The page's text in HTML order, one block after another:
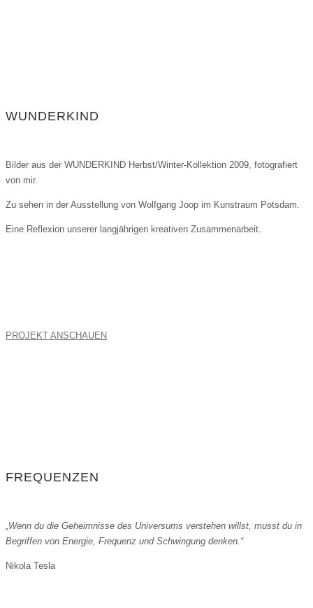
WUNDERKIND
Bilder aus der WUNDERKIND Herbst/Winter-Kollektion 2009, fotografiert
von mir.
Zu sehen in der Ausstellung von Wolfgang Joop im Kunstraum Potsdam
Eine Reflexion unserer langjährigen kreativen Zusammenarbeit.
PROJEKT ANSCHAUEN
FREQUENZEN
„Wenn du die Geheimnisse des Universums verstehen willst, musst du in
Begriffen von Energie, Frequenz und Schwingung denken.“
Nikola Tesla